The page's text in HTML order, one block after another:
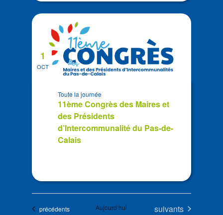
OCT
1
11ème Congrès des Maires et
des Présidents
d’Intercommunalité du Pas-de-
Calais
Toute la journée
Évènements
précédents Aujourd’hui Évènements
suivants